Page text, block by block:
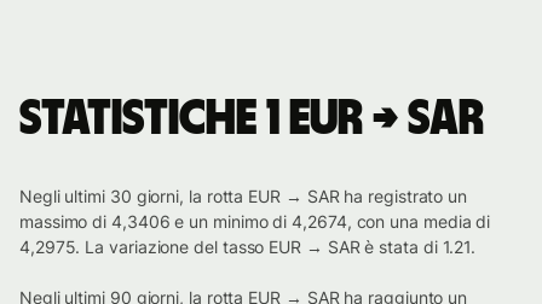
Statistiche 1 EUR → SAR
Negli ultimi 30 giorni, la rotta EUR → SAR ha registrato un
massimo di 4,3406 e un minimo di 4,2674, con una media di
4,2975. La variazione del tasso EUR → SAR è stata di 1.21.
Negli ultimi 90 giorni, la rotta EUR → SAR ha raggiunto un